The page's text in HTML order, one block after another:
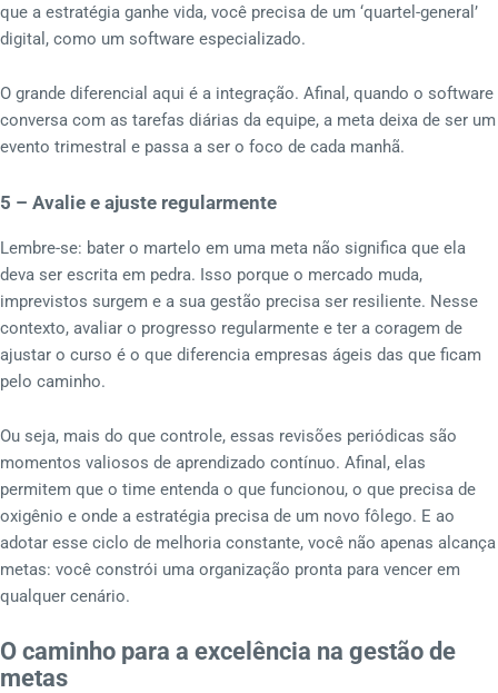
que a estratégia ganhe vida, você precisa de um ‘quartel-general’
digital, como um software especializado.
O grande diferencial aqui é a integração. Afinal, quando o software
conversa com as tarefas diárias da equipe, a meta deixa de ser um
evento trimestral e passa a ser o foco de cada manhã.
5 – Avalie e ajuste regularmente
Lembre-se: bater o martelo em uma meta não significa que ela
deva ser escrita em pedra. Isso porque o mercado muda,
imprevistos surgem e a sua gestão precisa ser resiliente. Nesse
contexto, avaliar o progresso regularmente e ter a coragem de
ajustar o curso é o que diferencia empresas ágeis das que ficam
pelo caminho.
Ou seja, mais do que controle, essas revisões periódicas são
momentos valiosos de aprendizado contínuo. Afinal, elas
permitem que o time entenda o que funcionou, o que precisa de
oxigênio e onde a estratégia precisa de um novo fôlego. E ao
adotar esse ciclo de melhoria constante, você não apenas alcança
metas: você constrói uma organização pronta para vencer em
qualquer cenário.
O caminho para a excelência na gestão de
metas